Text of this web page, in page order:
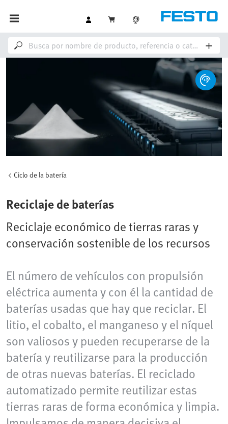
Ciclo de la batería
Reciclaje de baterías
Reciclaje económico de tierras raras y
conservación sostenible de los recursos
El número de vehículos con propulsión
eléctrica aumenta y con él la cantidad de
baterías usadas que hay que reciclar. El
litio, el cobalto, el manganeso y el níquel
son valiosos y pueden recuperarse de la
batería y reutilizarse para la producción
de otras nuevas baterías. El reciclado
automatizado permite reutilizar estas
tierras raras de forma económica y limpia.